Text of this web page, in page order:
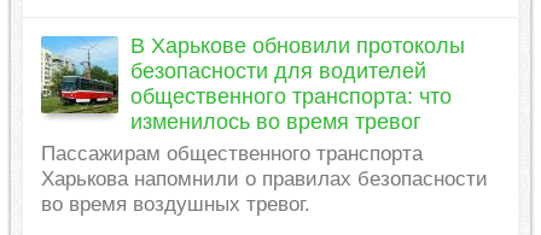
В Харькове обновили протоколы
безопасности для водителей
общественного транспорта: что
изменилось во время тревог
Пассажирам общественного транспорта
Харькова напомнили о правилах безопасности
во время воздушных тревог.